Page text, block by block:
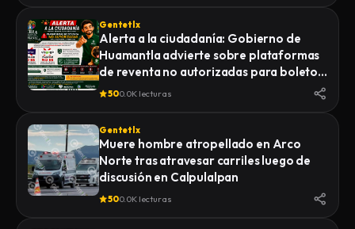
Gentetlx
Alerta a la ciudadanía: Gobierno de
Huamantla advierte sobre plataformas
de reventa no autorizadas para boletos
de la Feria 2026
500.0K lecturas
Gentetlx
Muere hombre atropellado en Arco
Norte tras atravesar carriles luego de
discusión en Calpulalpan
500.0K lecturas